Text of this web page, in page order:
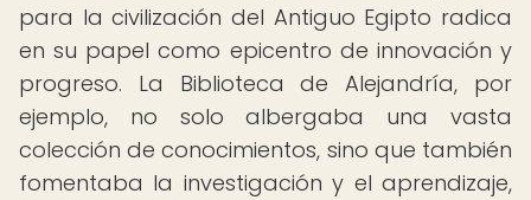
para la civilización del Antiguo Egipto radica
en su papel como epicentro de innovación y
progreso. La Biblioteca de Alejandría, por
ejemplo, no solo albergaba una vasta
colección de conocimientos, sino que también
fomentaba la investigación y el aprendizaje,